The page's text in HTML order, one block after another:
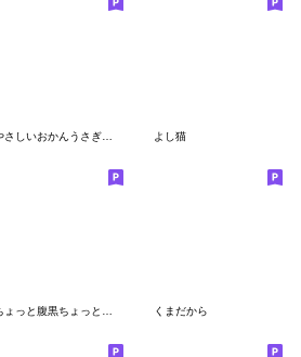
よし猫
ちょっと腹黒ちょっと毒舌なブラックパンダ くまだから